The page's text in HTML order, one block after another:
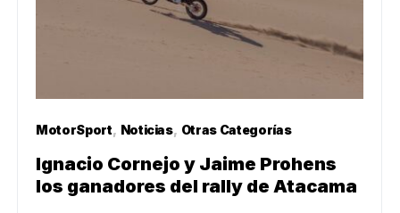
MotorSport Noticias Otras Categorías
Ignacio Cornejo y Jaime Prohens
los ganadores del rally de Atacama